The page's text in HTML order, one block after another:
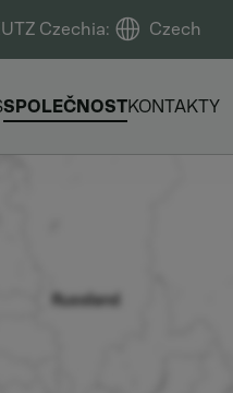
Czechia: Czech
SPOLEČNOSTKONTAKTY